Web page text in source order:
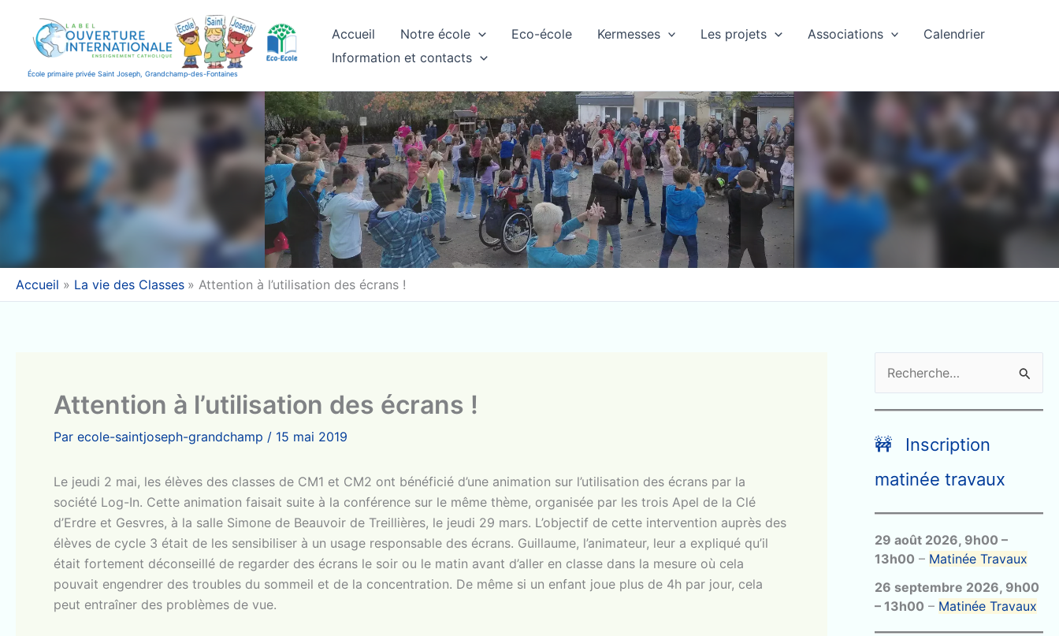
contenu
École primaire privée Saint Joseph, Grandchamp-des-Fontaines
Accueil Notre école Eco-école Kermesses Les projets Associations
Calendrier
Information et contacts
Accueil La vie des Classes Attention à l’utilisation des écrans !
Attention à l’utilisation des écrans !
Par ecole-saintjoseph-grandchamp / 15 mai 2019
Le jeudi 2 mai, les élèves des classes de CM1 et CM2 ont bénéficié d’une animation sur l’utilisation des écrans par la
société Log-In. Cette animation faisait suite à la conférence sur le même thème, organisée par les trois Apel de la Clé
d’Erdre et Gesvres, à la salle Simone de Beauvoir de Treillières, le jeudi 29 mars. L’objectif de cette intervention auprès des
élèves de cycle 3 était de les sensibiliser à un usage responsable des écrans. Guillaume, l’animateur, leur a expliqué qu’il
était fortement déconseillé de regarder des écrans le soir ou le matin avant d’aller en classe dans la mesure où cela
pouvait engendrer des troubles du sommeil et de la concentration. De même si un enfant joue plus de 4h par jour, cela
peut entraîner des problèmes de vue.
e
c
h
r
c
h
e
r
🚧 Inscription
matinée travaux
29 août 2026, 9h00 –
13h00 – Matinée Travaux
26 septembre 2026, 9h00
– 13h00 – Matinée Travaux